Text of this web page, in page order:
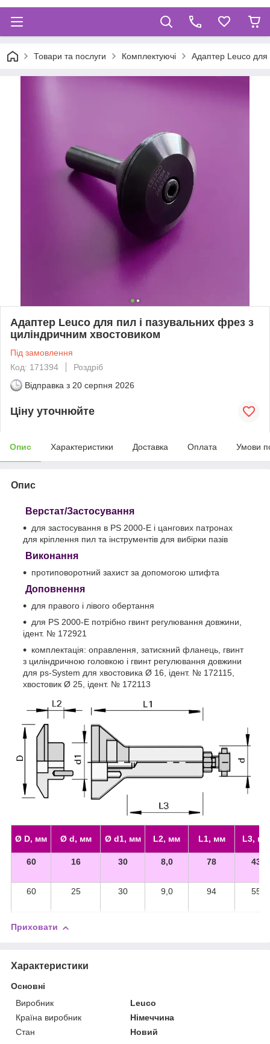
Товари та послуги Комплектуючі Адаптер Leuco для
Адаптер Leuco для пил і пазувальних фрез з
циліндричним хвостовиком
Під замовлення
Код: 171394
Роздріб
Відправка з 20 серпня 2026
Ціну уточнюйте
Опис Характеристики Доставка Оплата Умови
Опис
Верстат/Застосування
для застосування в PS 2000-E і цангових патронах
для кріплення пил та інструментів для вибірки пазів
Виконання
протиповоротний захист за допомогою штифта
Доповнення
для правого і лівого обертання
для PS 2000-E потрібно гвинт регулювання довжини,
ідент. № 172921
комплектація: оправлення, затискний фланець, гвинт
з циліндричною головкою і гвинт регулювання довжини
для ps-System для хвостовика Ø 16, ідент. № 172115,
хвостовик Ø 25, ідент. № 172113
Ø D, мм Ø d, мм Ø d1, мм L2, мм L1, мм L3, мм
60 16 30 8,0 78 43
60 25 30 9,0 94 55
Приховати
Характеристики
Основні
Виробник
Leuco
Країна виробник
Німеччина
Стан
Новий